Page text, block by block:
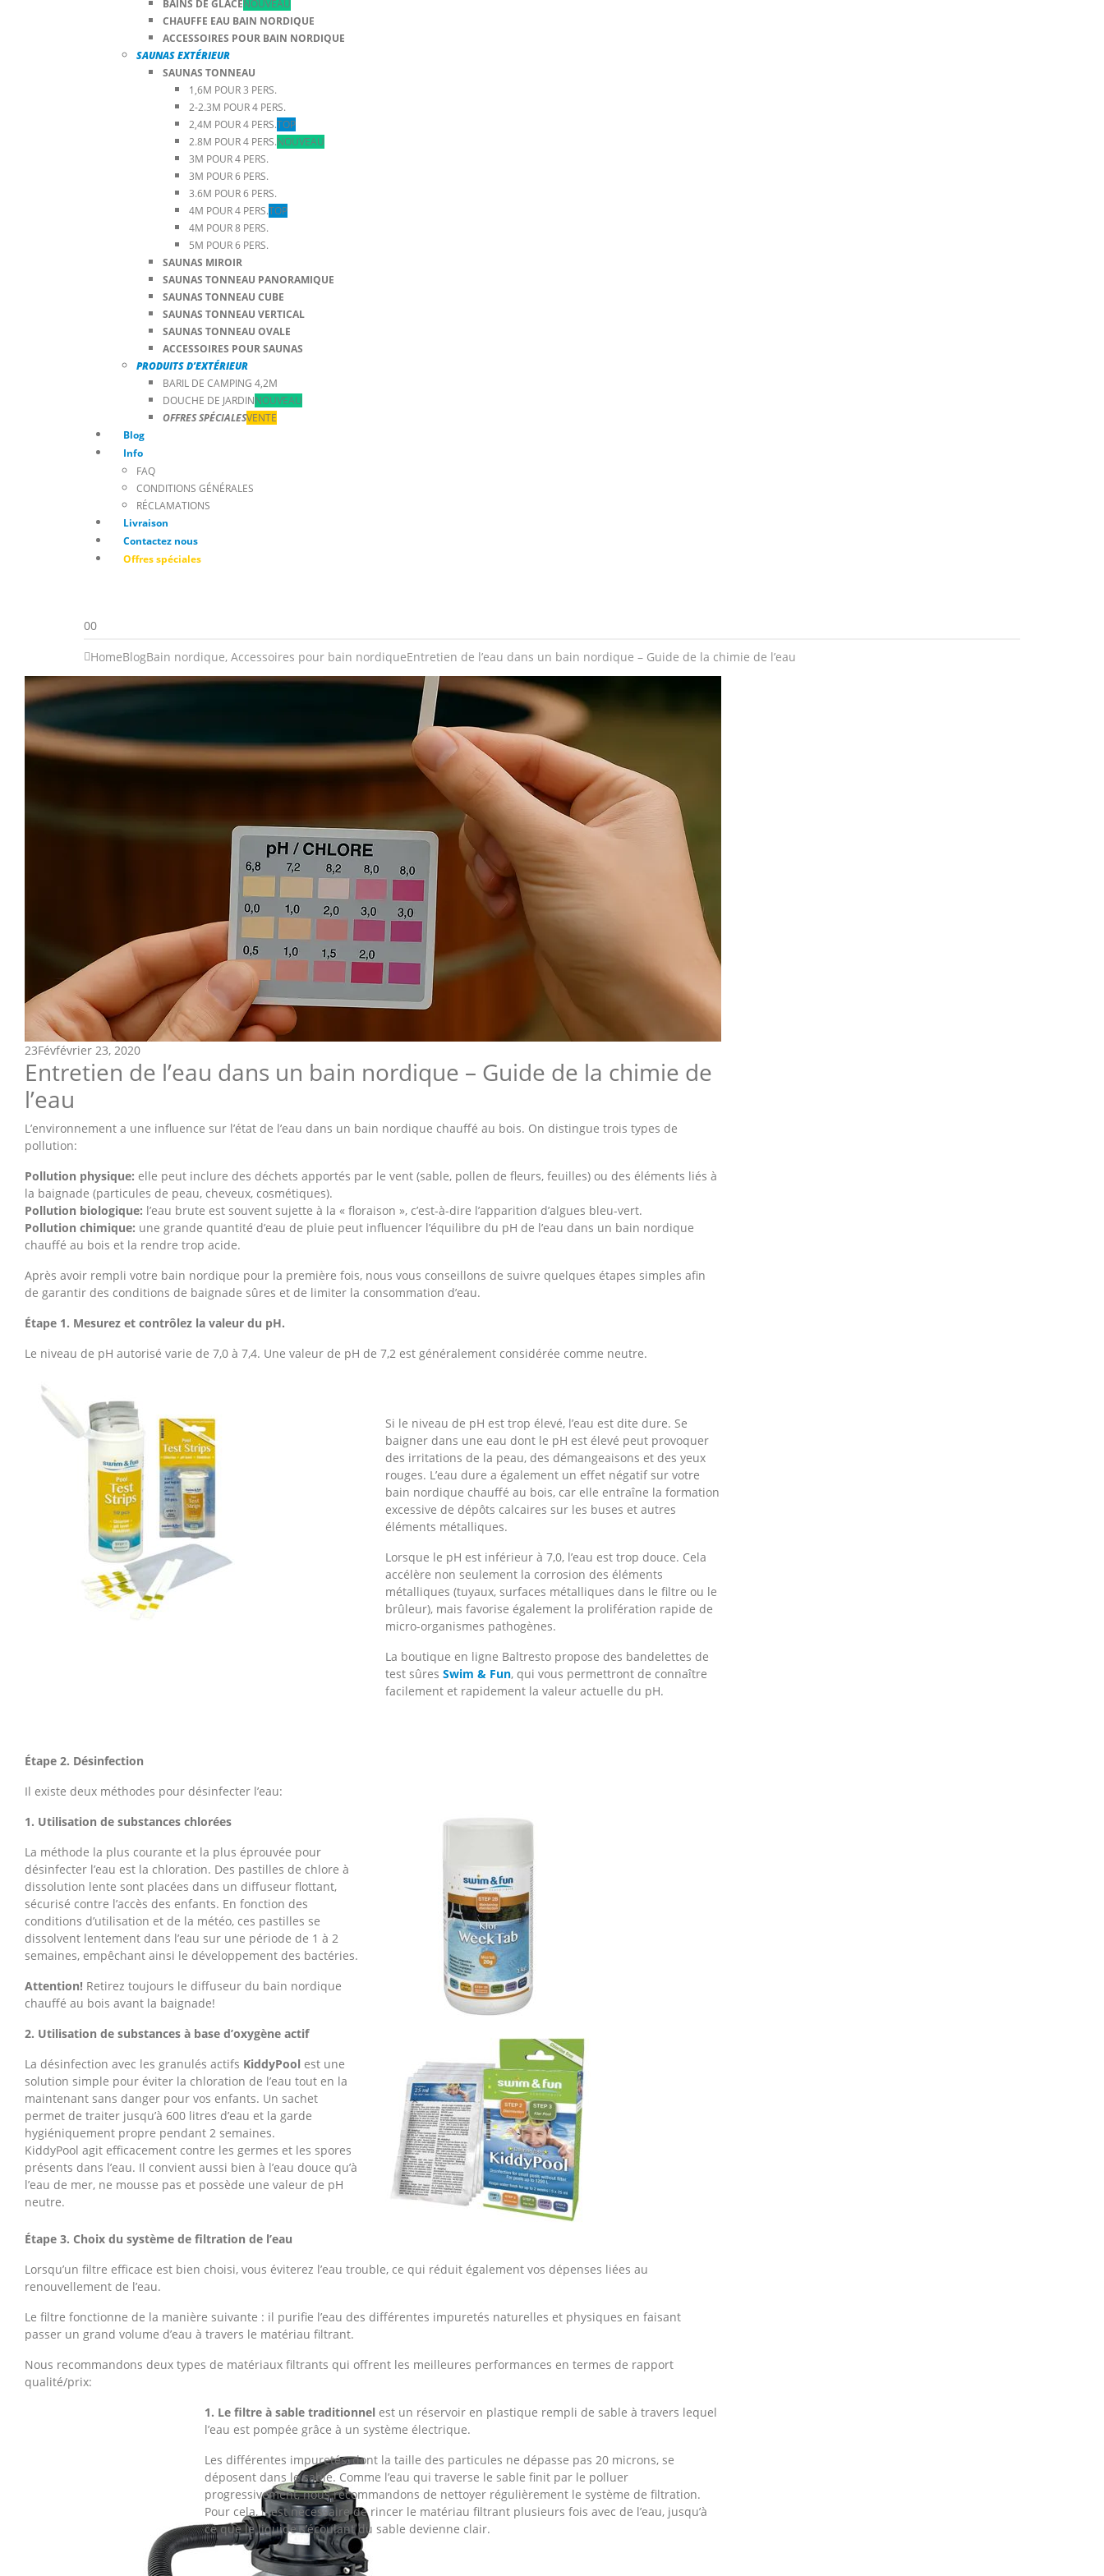
BAINS DE GLACENOUVEAU
CHAUFFE EAU BAIN NORDIQUE
ACCESSOIRES POUR BAIN NORDIQUE
SAUNAS EXTÉRIEUR
SAUNAS TONNEAU
1,6M POUR 3 PERS.
2-2.3M POUR 4 PERS.
2,4M POUR 4 PERS.TOP
2.8M POUR 4 PERS.NOUVEAU
3M POUR 4 PERS.
3M POUR 6 PERS.
3.6M POUR 6 PERS.
4M POUR 4 PERS.TOP
4M POUR 8 PERS.
5M POUR 6 PERS.
SAUNAS MIROIR
SAUNAS TONNEAU PANORAMIQUE
SAUNAS TONNEAU CUBE
SAUNAS TONNEAU VERTICAL
SAUNAS TONNEAU OVALE
ACCESSOIRES POUR SAUNAS
PRODUITS D’EXTÉRIEUR
BARIL DE CAMPING 4,2M
DOUCHE DE JARDINNOUVEAU
OFFRES SPÉCIALESVENTE
Blog
Info
FAQ
CONDITIONS GÉNÉRALES
RÉCLAMATIONS
Livraison
Contactez nous
Offres spéciales
00
HomeBlogBain nordique, Accessoires pour bain nordiqueEntretien de l’eau dans un bain nordique – Guide de la chimie de l’eau
23Févfévrier 23, 2020
Entretien de l’eau dans un bain nordique – Guide de la chimie de
l’eau
L’environnement a une influence sur l’état de l’eau dans un bain nordique chauffé au bois. On distingue trois types de
pollution:
Pollution physique: elle peut inclure des déchets apportés par le vent (sable, pollen de fleurs, feuilles) ou des éléments liés à
la baignade (particules de peau, cheveux, cosmétiques).
Pollution biologique: l’eau brute est souvent sujette à la « floraison », c’est-à-dire l’apparition d’algues bleu-vert.
Pollution chimique: une grande quantité d’eau de pluie peut influencer l’équilibre du pH de l’eau dans un bain nordique
chauffé au bois et la rendre trop acide.
Après avoir rempli votre bain nordique pour la première fois, nous vous conseillons de suivre quelques étapes simples afin
de garantir des conditions de baignade sûres et de limiter la consommation d’eau.
Étape 1. Mesurez et contrôlez la valeur du pH.
Le niveau de pH autorisé varie de 7,0 à 7,4. Une valeur de pH de 7,2 est généralement considérée comme neutre.
Si le niveau de pH est trop élevé, l’eau est dite dure. Se
baigner dans une eau dont le pH est élevé peut provoquer
des irritations de la peau, des démangeaisons et des yeux
rouges. L’eau dure a également un effet négatif sur votre
bain nordique chauffé au bois, car elle entraîne la formation
excessive de dépôts calcaires sur les buses et autres
éléments métalliques.
Lorsque le pH est inférieur à 7,0, l’eau est trop douce. Cela
accélère non seulement la corrosion des éléments
métalliques (tuyaux, surfaces métalliques dans le filtre ou le
brûleur), mais favorise également la prolifération rapide de
micro-organismes pathogènes.
La boutique en ligne Baltresto propose des bandelettes de
test sûres Swim & Fun, qui vous permettront de connaître
facilement et rapidement la valeur actuelle du pH.
Étape 2. Désinfection
Il existe deux méthodes pour désinfecter l’eau:
1. Utilisation de substances chlorées
La méthode la plus courante et la plus éprouvée pour
désinfecter l’eau est la chloration. Des pastilles de chlore à
dissolution lente sont placées dans un diffuseur flottant,
sécurisé contre l’accès des enfants. En fonction des
conditions d’utilisation et de la météo, ces pastilles se
dissolvent lentement dans l’eau sur une période de 1 à 2
semaines, empêchant ainsi le développement des bactéries.
Attention! Retirez toujours le diffuseur du bain nordique
chauffé au bois avant la baignade!
2. Utilisation de substances à base d’oxygène actif
La désinfection avec les granulés actifs KiddyPool est une
solution simple pour éviter la chloration de l’eau tout en la
maintenant sans danger pour vos enfants. Un sachet
permet de traiter jusqu’à 600 litres d’eau et la garde
hygiéniquement propre pendant 2 semaines.
KiddyPool agit efficacement contre les germes et les spores
présents dans l’eau. Il convient aussi bien à l’eau douce qu’à
l’eau de mer, ne mousse pas et possède une valeur de pH
neutre.
Étape 3. Choix du système de filtration de l’eau
Lorsqu’un filtre efficace est bien choisi, vous éviterez l’eau trouble, ce qui réduit également vos dépenses liées au
renouvellement de l’eau.
Le filtre fonctionne de la manière suivante : il purifie l’eau des différentes impuretés naturelles et physiques en faisant
passer un grand volume d’eau à travers le matériau filtrant.
Nous recommandons deux types de matériaux filtrants qui offrent les meilleures performances en termes de rapport
qualité/prix:
1. Le filtre à sable traditionnel est un réservoir en plastique rempli de sable à travers lequel
l’eau est pompée grâce à un système électrique.
Les différentes impuretés, dont la taille des particules ne dépasse pas 20 microns, se
déposent dans le sable. Comme l’eau qui traverse le sable finit par le polluer
progressivement, nous recommandons de nettoyer régulièrement le système de filtration.
Pour cela, il est nécessaire de rincer le matériau filtrant plusieurs fois avec de l’eau, jusqu’à
ce que le liquide s’écoulant du sable devienne clair.